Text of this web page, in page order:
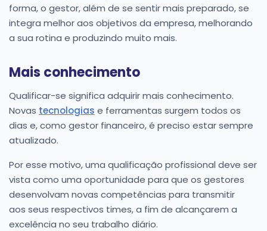
forma, o gestor, além de se sentir mais preparado, se
integra melhor aos objetivos da empresa, melhorando
a sua rotina e produzindo muito mais.
Mais conhecimento
Qualificar-se significa adquirir mais conhecimento.
Novas tecnologias e ferramentas surgem todos os
dias e, como gestor financeiro, é preciso estar sempre
atualizado.
Por esse motivo, uma qualificação profissional deve ser
vista como uma oportunidade para que os gestores
desenvolvam novas competências para transmitir
aos seus respectivos times, a fim de alcançarem a
excelência no seu trabalho diário.